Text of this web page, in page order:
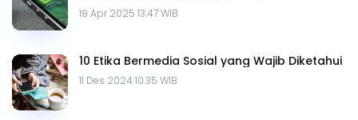
18 Apr 2025 13.47 WIB
10 Etika Bermedia Sosial yang Wajib Diketahui
11 Des 2024 10.35 WIB